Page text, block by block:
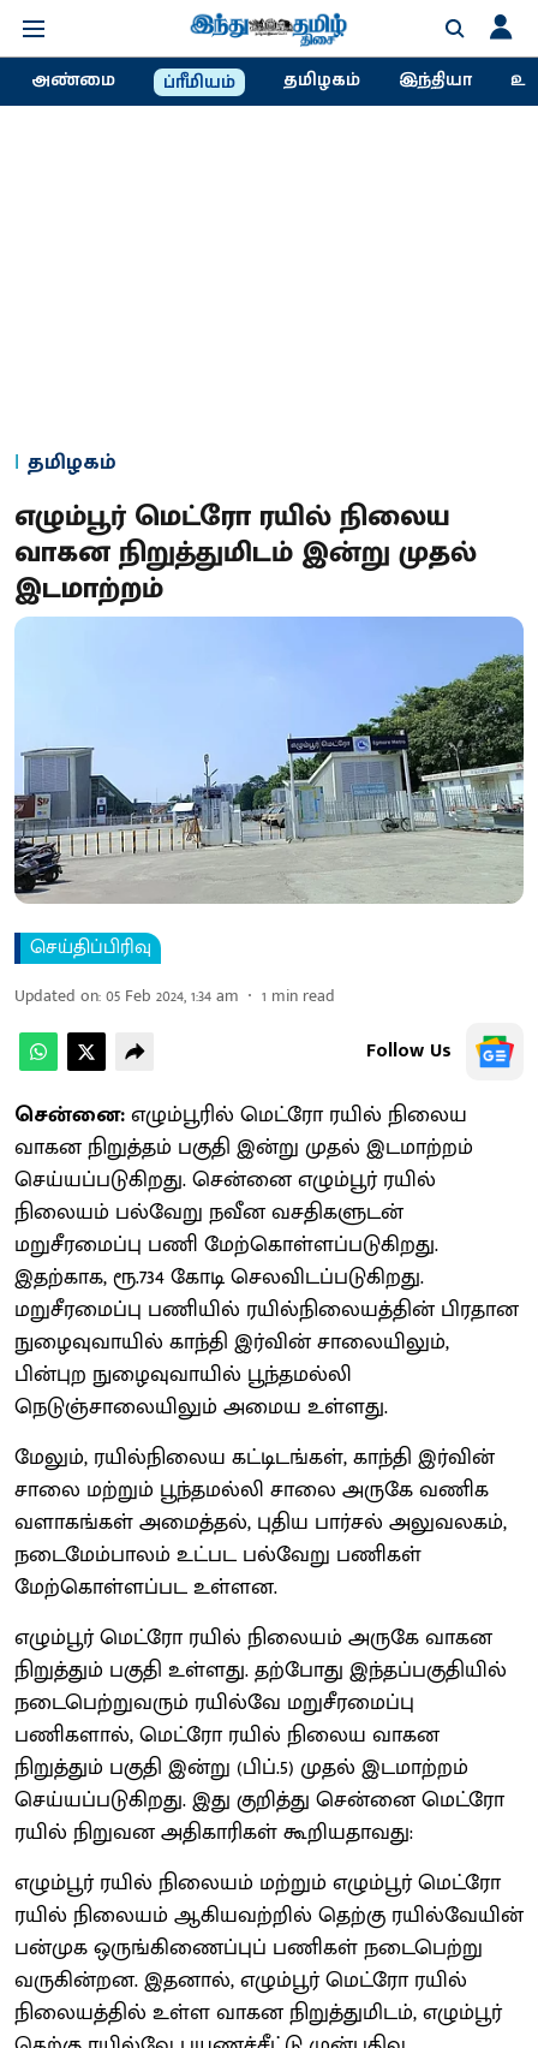
அண்மை ப்ரீமியம் தமிழகம் இந்தியா
தமிழகம்
எழும்பூர் மெட்ரோ ரயில் நிலைய
வாகன நிறுத்துமிடம் இன்று முதல்
இடமாற்றம்
செய்திப்பிரிவு
Updated on:05 Feb 2024, 1:34 am 1 min read
Follow Us
சென்னை:எழும்பூரில் மெட்ரோ ரயில் நிலைய
வாகன நிறுத்தம் பகுதி இன்று முதல் இடமாற்றம்
செய்யப்படுகிறது. சென்னை எழும்பூர் ரயில்
நிலையம் பல்வேறு நவீன வசதிகளுடன்
மறுசீரமைப்பு பணி மேற்கொள்ளப்படுகிறது.
இதற்காக, ரூ.734 கோடி செலவிடப்படுகிறது.
மறுசீரமைப்பு பணியில் ரயில்நிலையத்தின் பிரதான
நுழைவுவாயில் காந்தி இர்வின் சாலையிலும்,
பின்புற நுழைவுவாயில் பூந்தமல்லி
நெடுஞ்சாலையிலும் அமைய உள்ளது.
மேலும், ரயில்நிலைய கட்டிடங்கள், காந்தி இர்வின்
சாலை மற்றும் பூந்தமல்லி சாலை அருகே வணிக
வளாகங்கள் அமைத்தல், புதிய பார்சல் அலுவலகம்,
நடைமேம்பாலம் உட்பட பல்வேறு பணிகள்
மேற்கொள்ளப்பட உள்ளன.
எழும்பூர் மெட்ரோ ரயில் நிலையம் அருகே வாகன
நிறுத்தும் பகுதி உள்ளது. தற்போது இந்தப்பகுதியில்
நடைபெற்றுவரும் ரயில்வே மறுசீரமைப்பு
பணிகளால், மெட்ரோ ரயில் நிலைய வாகன
நிறுத்தும் பகுதி இன்று (பிப்.5) முதல் இடமாற்றம்
செய்யப்படுகிறது. இது குறித்து சென்னை மெட்ரோ
ரயில் நிறுவன அதிகாரிகள் கூறியதாவது:
எழும்பூர் ரயில் நிலையம் மற்றும் எழும்பூர் மெட்ரோ
ரயில் நிலையம் ஆகியவற்றில் தெற்கு ரயில்வேயின்
பன்முக ஒருங்கிணைப்புப் பணிகள் நடைபெற்று
வருகின்றன. இதனால், எழும்பூர் மெட்ரோ ரயில்
நிலையத்தில் உள்ள வாகன நிறுத்துமிடம், எழும்பூர்